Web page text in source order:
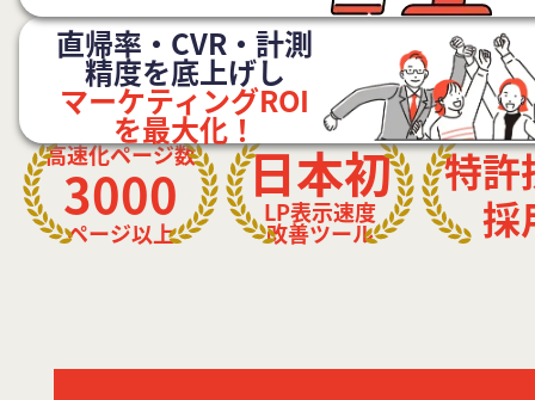
直帰率・CVR・計測
精度を底上げし
マーケティングROI
を最大化！
高速化ページ数
3000
ページ以上
日本初
LP表示速度
改善ツール
特許
採